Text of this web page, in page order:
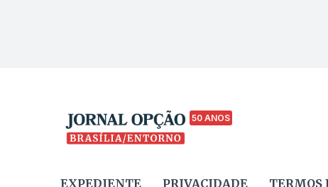
50 ANOS
EXPEDIENTE PRIVACIDADE TERMOS